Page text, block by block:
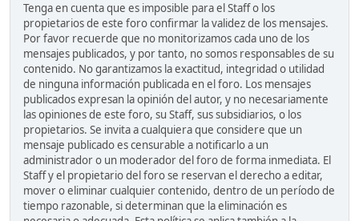
Tenga en cuenta que es imposible para el Staff o los
propietarios de este foro confirmar la validez de los mensajes.
Por favor recuerde que no monitorizamos cada uno de los
mensajes publicados, y por tanto, no somos responsables de su
contenido. No garantizamos la exactitud, integridad o utilidad
de ninguna información publicada en el foro. Los mensajes
publicados expresan la opinión del autor, y no necesariamente
las opiniones de este foro, su Staff, sus subsidiarios, o los
propietarios. Se invita a cualquiera que considere que un
mensaje publicado es censurable a notificarlo a un
administrador o un moderador del foro de forma inmediata. El
Staff y el propietario del foro se reservan el derecho a editar,
mover o eliminar cualquier contenido, dentro de un período de
tiempo razonable, si determinan que la eliminación es